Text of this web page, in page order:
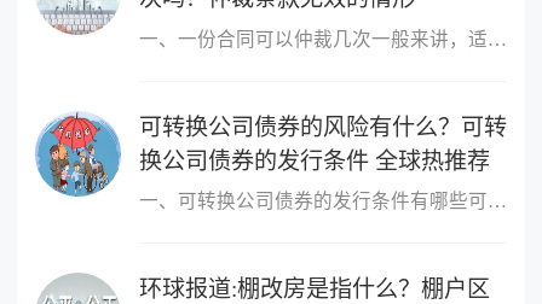
一、一份合同可以仲裁几次一般来讲，适用仲裁协议的为一裁终局，即
可转换公司债券的风险有什么？可转
换公司债券的发行条件 全球热推荐
一、可转换公司债券的发行条件有哪些可转换公司债券的发行条件有：1
环球报道:棚改房是指什么？棚户区